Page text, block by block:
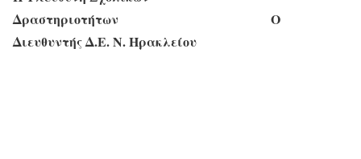
Δραστηριοτήτων Ο
Διευθυντής Δ.Ε. Ν. Ηρακλείου